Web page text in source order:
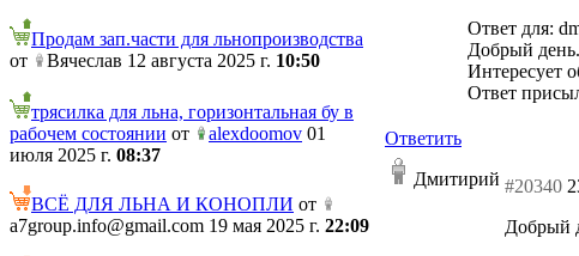
Продам зап.части для льнопроизводства
от
Вячеслав 12 августа 2025 г. 10:50
трясилка для льна, горизонтальная бу в
рабочем состоянии от alexdoomov 01
июля 2025 г. 08:37
ВСЁ ДЛЯ ЛЬНА И КОНОПЛИ от
a7group.info@gmail.com 19 мая 2025 г. 22:09
Ответ для:
Добрый день.
Интересует
Ответ
Ответить
Дмитирий #20340
Добрый